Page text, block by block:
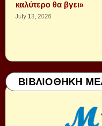
καλύτερο θα βγει»
July 13, 2026
ΒΙΒΛΙΟΘΗΚΗ